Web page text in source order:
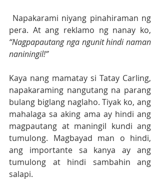
pera. At ang reklamo ng nanay ko,
“Nagpapautang nga ngunit hindi naman
naniningil!”
Kaya nang mamatay si Tatay Carling,
napakaraming nangutang na parang
bulang biglang naglaho. Tiyak ko, ang
mahalaga sa aking ama ay hindi ang
magpautang at maningil kundi ang
tumulong. Magbayad man o hindi,
ang importante sa kanya ay ang
tumulong at hindi sambahin ang
salapi.